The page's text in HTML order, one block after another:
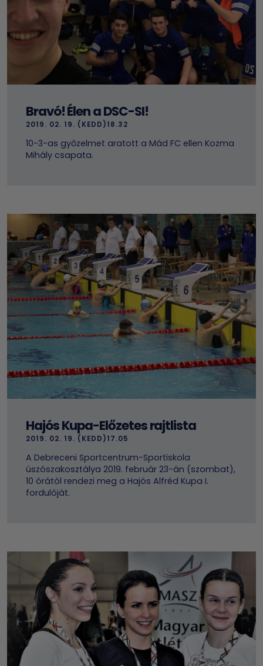
Bravó! Élen a DSC-SI!
2019. 02. 19. (KEDD)18.32
10-3-as győzelmet aratott a Mád FC ellen Kozma
Mihály csapata.
Hajós Kupa-Előzetes rajtlista
2019. 02. 19. (KEDD)17.05
A Debreceni Sportcentrum-Sportiskola
úszószakosztálya 2019. február 23-án (szombat),
10 órától rendezi meg a Hajós Alfréd Kupa I.
fordulóját.